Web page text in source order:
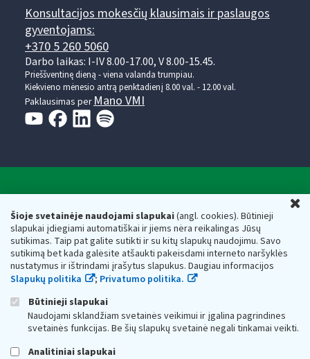
Šioje svetainėje naudojami slapukai(angl. cookies). Būtinieji
slapukai įdiegiami automatiškai ir jiems nėra reikalingas Jūsų
sutikimas. Taip pat galite sutikti ir su kitų slapukų naudojimu. Savo
sutikimą bet kada galėsite atšaukti pakeisdami interneto naršyklės
nustatymus ir ištrindami įrašytus slapukus. Daugiau informacijos
Slapukų politika
; Privatumo politika.
Būtinieji slapukai
Naudojami sklandžiam svetainės veikimui ir įgalina pagrindines
svetainės funkcijas. Be šių slapukų svetainė negali tinkamai veikti.
Analitiniai slapukai
Konsultacijos mokesčių klausimais ir paslaugos
gyventojams:
+370 5 260 5060
Darbo laikas: I-IV 8.00-17.00, V 8.00-15.45.
Prieššventinę dieną - viena valanda trumpiau.
Kiekvieno mėnesio antrą penktadienį 8.00 val. - 12.00 val.
Paklausimas per Mano VMI
Respublikos finansų ministerijos
Biudžetinė įstaiga. Juridinio asmens kodas — 188659752,
adresas: Vasario 16-osios g. 14, 01107 Vilnius, Lietuva, el.paštas:
vmi@vmi.lt, E. pristatymo dėžutės adresas 188659752
Duomenys apie Valstybinę mokesčių inspekciją prie Lietuvos
Respublikos finansų ministerijos kaupiami ir saugomi Juridinių